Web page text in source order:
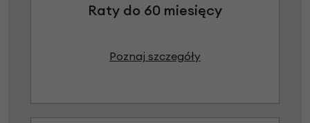
Raty do 60 miesięcy
Poznaj szczegóły